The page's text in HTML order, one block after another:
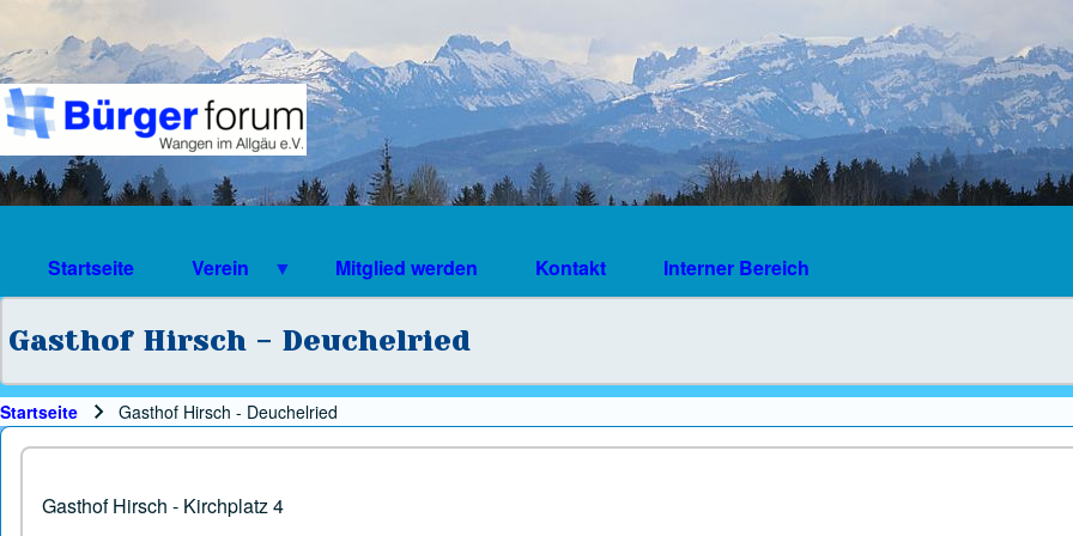
Suchformular
Suche
Startseite Verein Mitglied werden Kontakt Interner Bereich
Gasthof Hirsch - Deuchelried
Pfadnavigation
Startseite Gasthof Hirsch - Deuchelried
Gasthof Hirsch - Kirchplatz 4